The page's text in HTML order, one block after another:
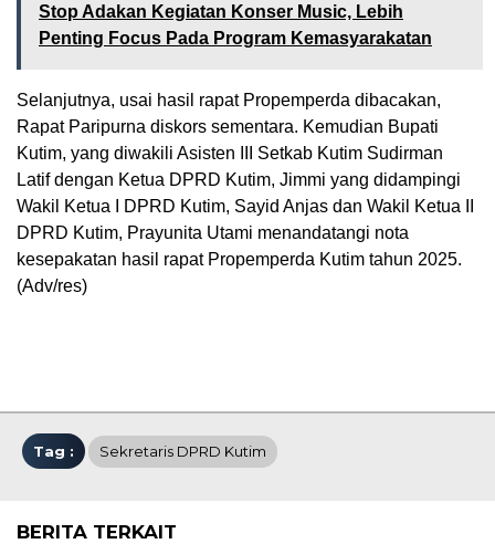
Stop Adakan Kegiatan Konser Music, Lebih
Penting Focus Pada Program Kemasyarakatan
Selanjutnya, usai hasil rapat Propemperda dibacakan,
Rapat Paripurna diskors sementara. Kemudian Bupati
Kutim, yang diwakili Asisten III Setkab Kutim Sudirman
Latif dengan Ketua DPRD Kutim, Jimmi yang didampingi
Wakil Ketua I DPRD Kutim, Sayid Anjas dan Wakil Ketua II
DPRD Kutim, Prayunita Utami menandatangi nota
kesepakatan hasil rapat Propemperda Kutim tahun 2025.
(Adv/res)
Tag : Sekretaris DPRD Kutim
BERITA TERKAIT